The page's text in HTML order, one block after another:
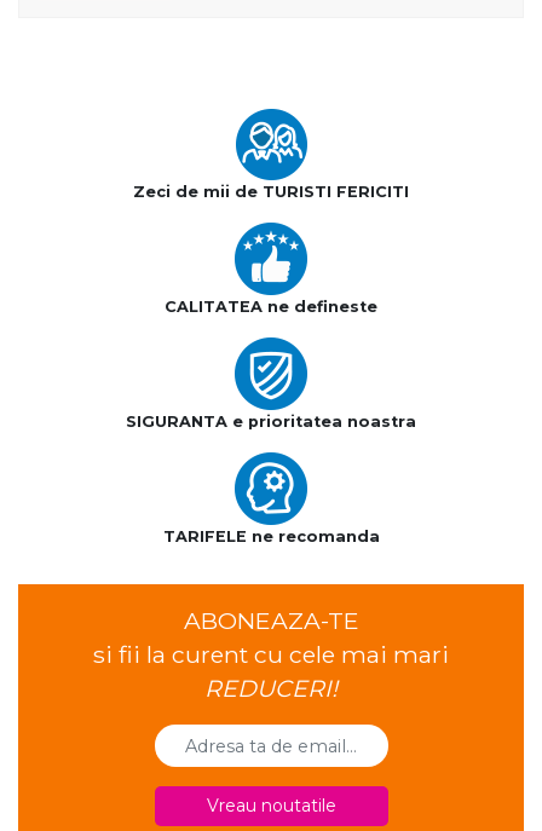
Zeci de mii de TURISTI FERICITI
CALITATEA ne defineste
SIGURANTA e prioritatea noastra
TARIFELE ne recomanda
ABONEAZA-TE
si fii la curent cu cele mai mari
REDUCERI!
Vreau noutatile